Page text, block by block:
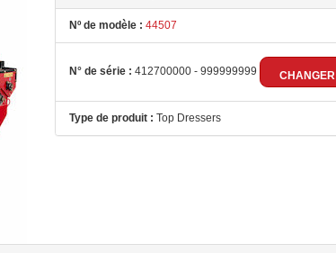
Nº de modèle : 44507
N° de série : 412700000 - 999999999 CHANGER
Type de produit : Top Dressers